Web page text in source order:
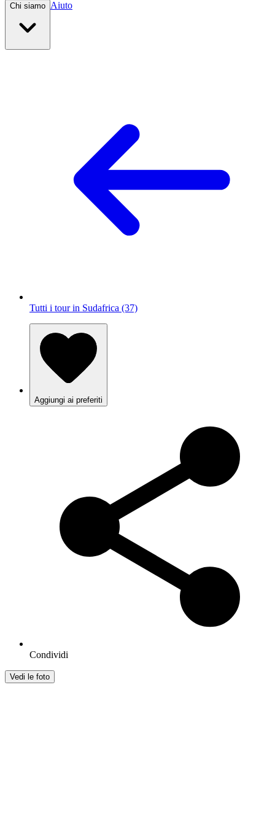
Chi siamo Aiuto
Tutti i tour in Sudafrica (37)
Aggiungi ai preferiti
Condividi
Vedi le foto